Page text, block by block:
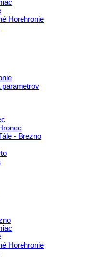
Horehronie
parametrov
- Brezno
Horehronie